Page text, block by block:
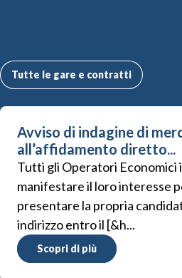
Tutte le gare e contratti
Avviso di indagine di
all’affidamento diretto...
Tutti gli Operatori Economici
manifestare il loro interesse
presentare la propria
indirizzo entro il [&h...
Scopri di più